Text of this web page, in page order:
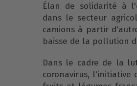
Élan de solidarité à
dans le secteur
camions à partir
baisse de la pollution
Dans le cadre de la
coronavirus, l'initiative